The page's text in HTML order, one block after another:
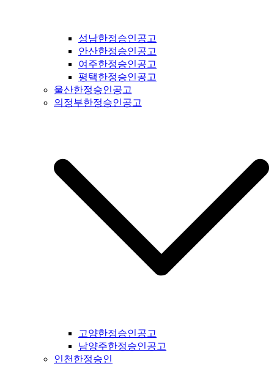
고 #예산군일간지공고 #아산시일간지공고 #천안시일간지공고
#청양군일간지공고 #안면도일간지공고 #보령시일간지공고 #
부여군일간지공고 #서천군일간지공고 #논산시일간지공고 #계
룡시일간지공고 #공주시일간지공고 #금산군군일간지공고 #덕
산면일간지공고 #공주시일간지공고 #정안면일간지공고 #안면
도일간지공고 #대전시일간지공고 #전라북도일간지공고 #전북
공고 #부안군일간지공고 #정읍시일간지공고 #고창군일간지공
고 #순창군일간지공고 #남원시일간지공고 #복흥면일간지공고
#격포일간지공고 #순창군일간지공고 #칠보면일간지공고 #전
라남도일간지공고 #전남일간지공고 #나주시일간지공고 #장성
군일간지공고 #담양군일간지공고 #곡성군일간지공고 #구례군
일간지공고 #하동군일간지공고 #순천시일간지공고 #여수시일
간지공고 #고흥시일간지공고 #완도군일간지공고 #해남군일간
지공고 #강진군일간지공고 #장흥군일간지공고 #영암군일간지
공고 #광주광역시일간지공고 #무안군일간지공고 #함평군일간
지공고 #영광군일간지공고 #신안군일간지공고 #진도군일간지
송군일간지공고 #영덕군일간지공고 #군위군일간지공고 #김천
시일간지공고 #구미시일간지공고 #칠곡군일간지공고 #성주군
일간지공고 #포항시일간지공고 #영천시일간지공고 #경주시일
성남한정승인공고
안산한정승인공고
여주한정승인공고
평택한정승인공고
울산한정승인공고
의정부한정승인공고
고양한정승인공고
남양주한정승인공고
인천한정승인